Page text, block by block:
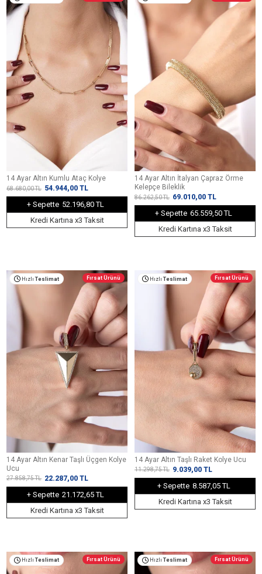
14 Ayar Altın Kumlu Ataç Kolye
68.680,00TL 54.944,00 TL
+ Sepette 52.196,80 TL
Kredi Kartına x3 Taksit
14 Ayar Altın İtalyan Çapraz Örme
Kelepçe Bileklik
86.262,50TL 69.010,00 TL
+ Sepette 65.559,50 TL
Kredi Kartına x3 Taksit
Hızlı Teslimat Fırsat Ürünü
14 Ayar Altın Kenar Taşlı Üçgen Kolye
Ucu
27.858,75TL 22.287,00 TL
+ Sepette 21.172,65 TL
Kredi Kartına x3 Taksit
Hızlı Teslimat Fırsat Ürünü
14 Ayar Altın Taşlı Raket Kolye Ucu
11.298,75TL 9.039,00 TL
+ Sepette 8.587,05 TL
Kredi Kartına x3 Taksit
Hızlı Teslimat Fırsat Ürünü Hızlı Teslimat Fırsat Ürünü